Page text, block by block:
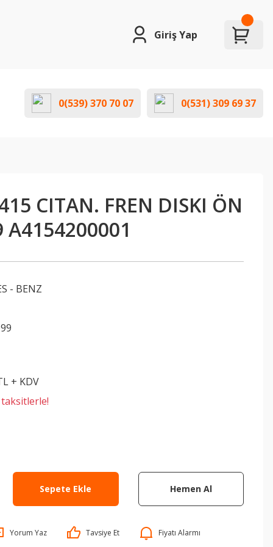
Giriş Yap
0(539) 370 70 07 0(531) 309 69 37
CITAN. FREN DISKI ÖN
A4154200001
- BENZ
+ KDV
Sepete Ekle Hemen Al
Yorum Yaz Tavsiye Et Fiyatı Alarmı